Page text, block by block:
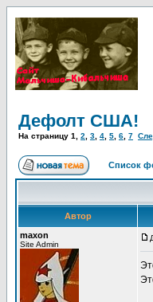
Дефолт США!
На страницу 1 2 3 4 5 6 7
Список
Автор
maxon
Site Admin